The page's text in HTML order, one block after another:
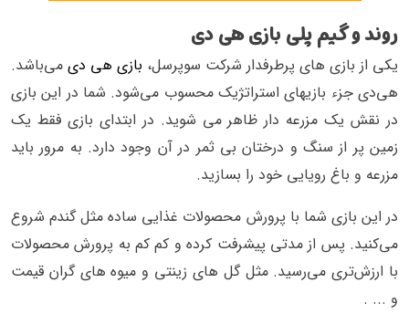
روند و گیم پلی بازی هی دی
یکی از بازی های پرطرفدار شرکت سوپرسل، بازی هی دی می‌باشد.
هی‌دی جزء بازیهای استراتژیک محسوب می‌شود. شما در این بازی
در نقش یک مزرعه دار ظاهر می شوید. در ابتدای بازی فقط یک
زمین پر از سنگ و درختان بی ثمر در آن وجود دارد. به مرور باید
مزرعه و باغ رویایی خود را بسازید.
در این بازی شما با پرورش محصولات غذایی ساده مثل گندم شروع
می‌کنید. پس از مدتی پیشرفت کرده و کم کم به پرورش محصولات
با ارزش‌تری می‌رسید. مثل گل های زینتی و میوه های گران قیمت
و ... .